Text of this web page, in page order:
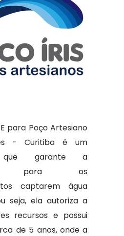
para Poço Artesiano
- Curitiba é um
que garante a
para os
captarem água
seja, ela autoriza a
recursos e possui
de 5 anos, onde a